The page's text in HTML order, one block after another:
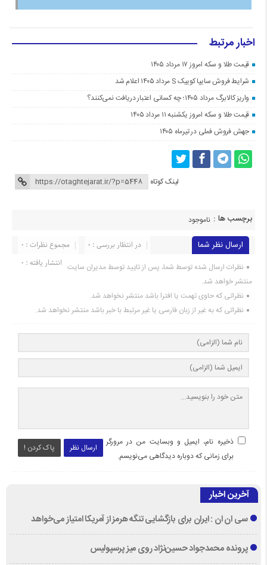
اخبار مرتبط
قیمت طلا و سکه امروز ۱۷ مرداد ۱۴۰۵
شرایط فروش سایپا کوییک S مرداد ۱۴۰۵ اعلام شد
واریز کالابرگ مرداد ۱۴۰۵؛ چه کسانی اعتبار دریافت نمی‌کنند؟
قیمت طلا و سکه امروز یکشنبه ۱۱ مرداد ۱۴۰۵
جهش فروش فملی در تیرماه ۱۴۰۵
لینک کوتاه
برچسب ها : ناموجود
ارسال نظر شما مجموع نظرات : 0
در انتظار بررسی : 0
انتشار یافته : 0 نظرات ارسال شده توسط شما، پس از تایید توسط مدیران سایت
منتشر خواهد شد.
نظراتی که حاوی تهمت یا افترا باشد منتشر نخواهد شد.
نظراتی که به غیر از زبان فارسی یا غیر مرتبط با خبر باشد منتشر نخواهد شد.
ارسال نظر پاک کردن !
ذخیره نام، ایمیل و وبسایت من در مرورگر
برای زمانی که دوباره دیدگاهی می‌نویسم.
آخرین اخبار
سی ان ان : ایران برای بازگشایی تنگه هرمز از آمریکا امتیاز می‌خواهد
پرونده محمدجواد حسین‌نژاد روی میز پرسپولیس